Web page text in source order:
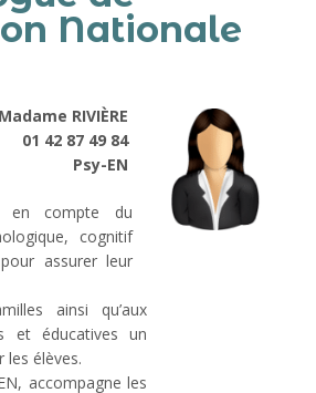
Nationale
Madame RIVIÈRE
01 42 87 49 84
Psy-EN
en compte du
cognitif
assurer leur
ainsi qu’aux
et éducatives un
les élèves.
accompagne les